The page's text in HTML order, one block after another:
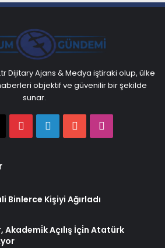
Dijitary Ajans & Medya iştiraki olup, ülke
objektif ve güvenilir bir şekilde
sunar.
PinterestLinkedInYouTube
Binlerce Kişiyi Ağırladı
Akademi̇k Açılış İçi̇n Atatürk